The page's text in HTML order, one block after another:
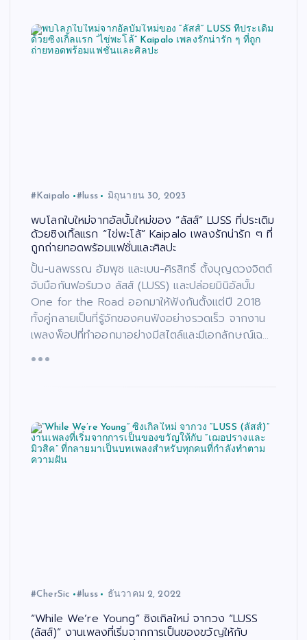
#Kaipalo #luss มิถุนายน 30, 2023
พบโลกใบใหม่จากอัลบั้มใหม่ของ “ลัสส์” LUSS ที่ประเดิม
ด้วยซิงเกิ้ลแรก “ไข่พะโล้” Kaipalo เพลงรักน่ารัก ๆ ที่
ถูกถ่ายทอดพร้อมแฟชั่นและศิลปะ
ปั้น-นลพรรณ อัมพุช และเบน-ศิรสิทธิ์ ตั้งบุญดวงจิตต์
จับมือกันฟอร์มวง ลัสส์ (LUSS) และปล่อยมินิอัลบั้ม
One for the Road ออกมาให้ฟังกันตั้งแต่ปี 2018
ทั้งคู่กลายเป็นที่รู้จักของคนฟังอย่างรวดเร็ว จากงาน
เพลงพ็อปที่ทำออกมาอย่างมีสไตล์และมีเอกลักษณ์เฉ…
#CherSic #luss ธันวาคม 2, 2022
“While We’re Young” ซิงเกิลใหม่ จากวง “LUSS
(ลัสส์)” งานเพลงที่เริ่มจากการเป็นของขวัญให้กับ